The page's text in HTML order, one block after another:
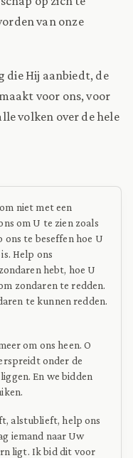
van onze
die Hij aanbiedt, de
voor ons, voor
volken over de hele
niet met een
om U te zien zoals
te beseffen hoe U
Help ons
hebt, hoe U
zondaren te redden.
te kunnen redden.
om ons heen. O
onder de
En we bidden
alstublieft, help ons
iemand naar Uw
ligt. Ik bid dit voor